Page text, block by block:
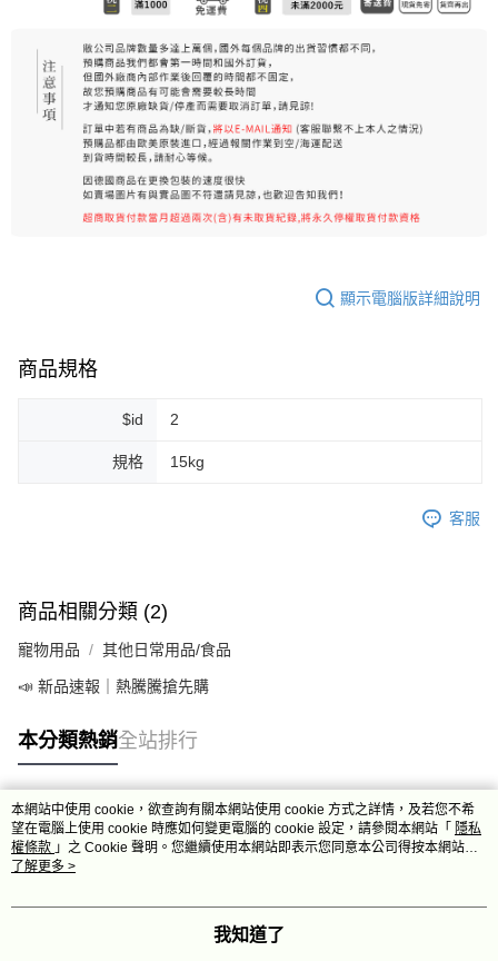
顯示電腦版詳細說明
商品規格
$id 2
規格 15kg
客服
商品相關分類 (2)
寵物用品 其他日常用品/食品
📣 新品速報｜熱騰騰搶先購
本分類熱銷全站排行
熱門標籤
本網站中使用 cookie，欲查詢有關本網站使用 cookie 方式之詳情，及若您不希
望在電腦上使用 cookie 時應如何變更電腦的 cookie 設定，請參閱本網站「 隱私
權條款 」之 Cookie 聲明。您繼續使用本網站即表示您同意本公司得按本網站使
用條款之 Cookie 聲明使用 cookie。
了解更多 >
我知道了